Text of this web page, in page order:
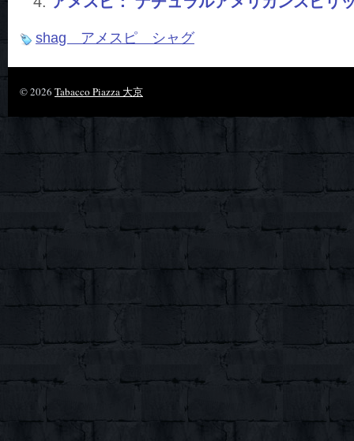
shag アメスピ シャグ
© 2026 Tabacco Piazza 大京